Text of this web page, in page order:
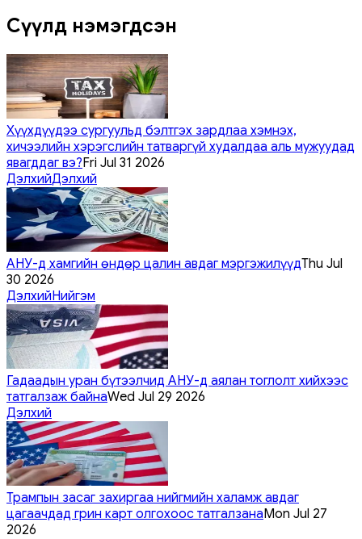
Сүүлд нэмэгдсэн
Хүүхдүүдээ сургуульд бэлтгэх зардлаа хэмнэх,
хичээлийн хэрэгслийн татваргүй худалдаа аль мужуудад
явагддаг вэ?Fri Jul 31 2026
ДэлхийДэлхий
АНУ-д хамгийн өндөр цалин авдаг мэргэжилүүдThu Jul
30 2026
ДэлхийНийгэм
Гадаадын уран бүтээлчид АНУ-д аялан тоглолт хийхээс
татгалзаж байнаWed Jul 29 2026
Дэлхий
Трампын засаг захиргаа нийгмийн халамж авдаг
цагаачдад грин карт олгохоос татгалзанаMon Jul 27
2026